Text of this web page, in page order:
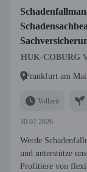
HUK-COBURG
Frankfurt am
Vollzeit
30.07.2026
Werde
und unterstütze
Profitiere von